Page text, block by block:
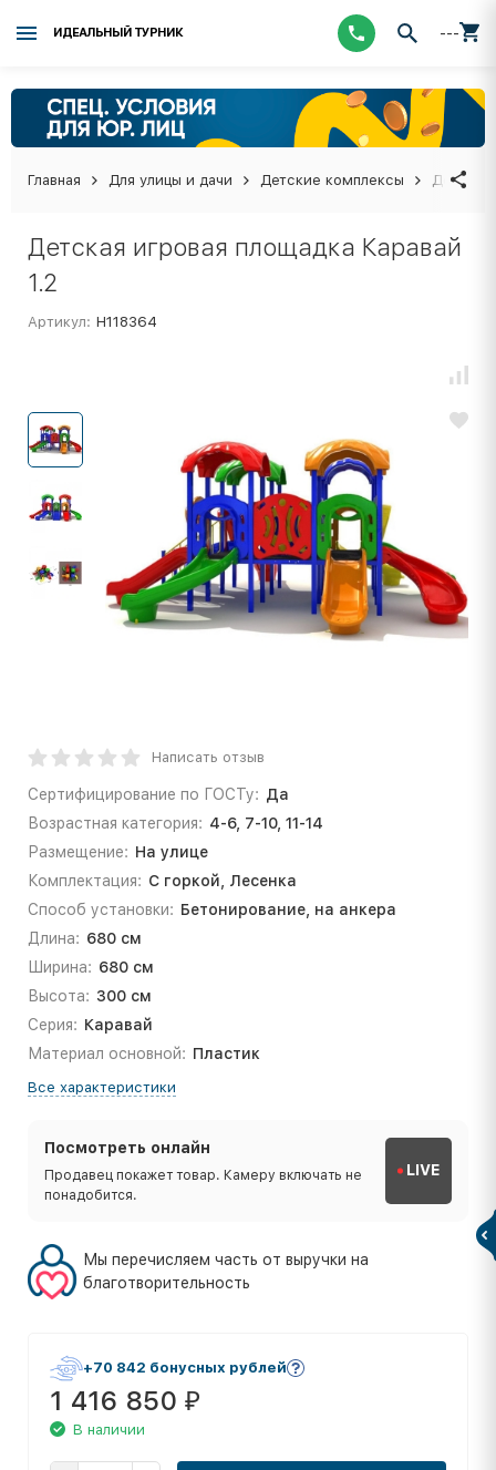
ИДЕАЛЬНЫЙ ТУРНИК ---
Главная Для улицы и дачи Детские комплексы Детская
Детская игровая площадка Каравай
1.2
Артикул: Н118364
Написать отзыв
Сертифицирование по ГОСТу: Да
Возрастная категория: 4-6, 7-10, 11-14
Размещение: На улице
Комплектация: С горкой, Лесенка
Способ установки: Бетонирование, на анкера
Длина: 680 см
Ширина: 680 см
Высота: 300 см
Серия: Каравай
Материал основной: Пластик
Все характеристики
Посмотреть онлайн
Продавец покажет товар. Камеру включать не
понадобится.
LIVE
Мы перечисляем часть от выручки на
благотворительность
+70 842 бонусных рублей
1 416 850 ₽
В наличии